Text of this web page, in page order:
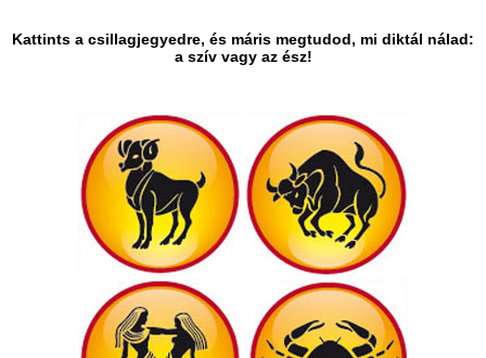
Kattints a csillagjegyedre, és máris megtudod, mi diktál nálad:
a szív vagy az ész!